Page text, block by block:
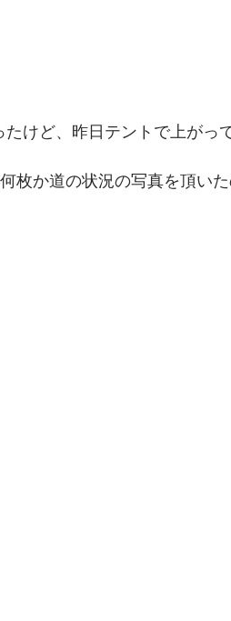
けど、昨日テントで上がっ
枚か道の状況の写真を頂い